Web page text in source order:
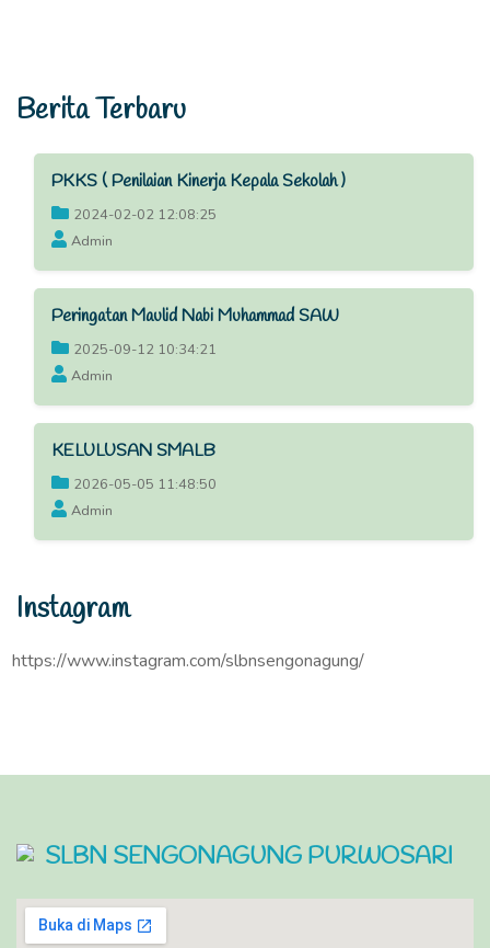
Berita Terbaru
PKKS ( Penilaian Kinerja Kepala Sekolah )
2024-02-02 12:08:25
Admin
Peringatan Maulid Nabi Muhammad SAW
2025-09-12 10:34:21
Admin
KELULUSAN SMALB
2026-05-05 11:48:50
Admin
Instagram
https://www.instagram.com/slbnsengonagung/
SLBN SENGONAGUNG PURWOSARI